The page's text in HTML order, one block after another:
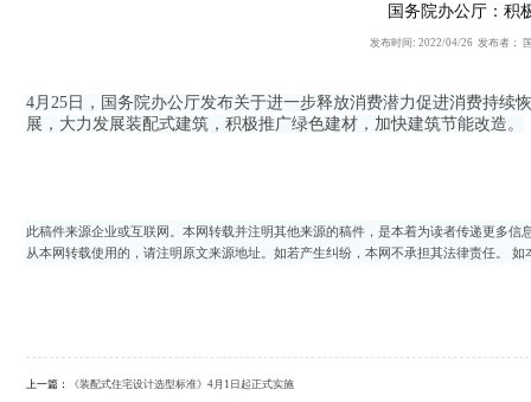
国务院办公厅：积
发布时间: 2022/04/26 发布者：
4月25日，国务院办公厅发布关于进一步释放消费潜力促进消费持续
展，大力发展装配式建筑，积极推广绿色建材，加快建筑节能改造。
此稿件来源企业或互联网。本网转载并注明其他来源的稿件，是本着为读者传递更多
从本网转载使用的，请注明原文来源地址。如若产生纠纷，本网不承担其法律责任。
上一篇： 《装配式住宅设计选型标准》4月1日起正式实施